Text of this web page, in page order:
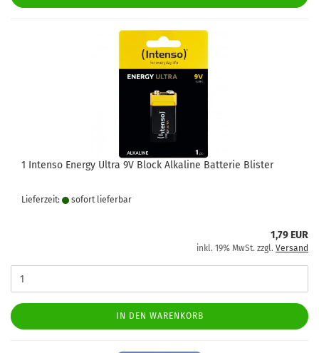
1 Intenso Energy Ultra 9V Block Alkaline Batterie Blister
Lieferzeit: sofort lie­fer­bar
1,79 EUR
inkl. 19% MwSt. zzgl. Versand
IN DEN WARENKORB